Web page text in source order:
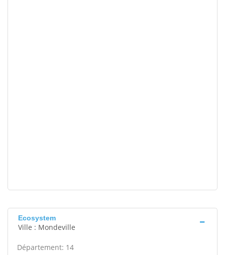
Ecosystem
Ville : Mondeville
Département: 14